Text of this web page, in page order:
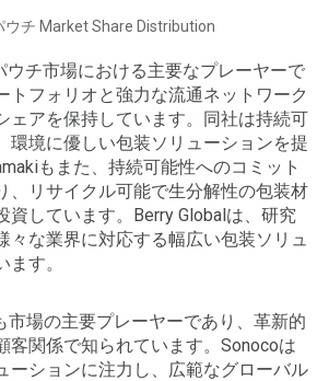
ウチ Market Share Distribution
ウチ市場における主要なプレーヤーで
トフォリオと強力な流通ネットワーク
ェアを保持しています。同社は持続可
環境に優しい包装ソリューションを提
もまた、持続可能性へのコミット
、リサイクル可能で生分解性の包装材
資しています。Berry Globalは、研究
々な業界に対応する幅広い包装ソリュ
す。
市場の主要プレーヤーであり、革新的
客関係で知られています。Sonocoは
ーションに注力し、広範なグローバル